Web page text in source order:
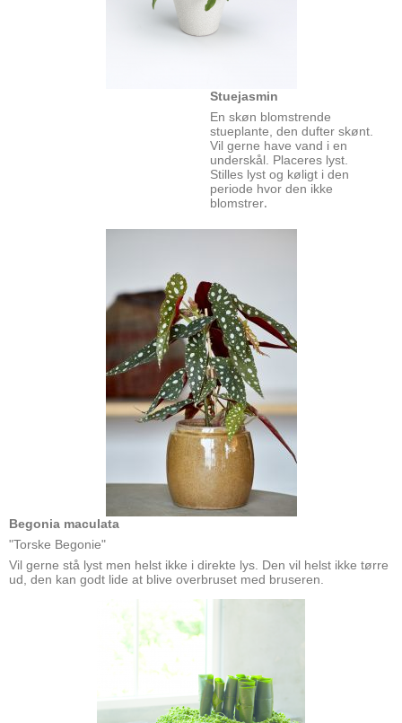
Stuejasmin
En skøn blomstrende
stueplante, den dufter skønt.
Vil gerne have vand i en
underskål. Placeres lyst.
Stilles lyst og køligt i den
periode hvor den ikke
blomstrer.
Begonia maculata
"Torske Begonie"
Vil gerne stå lyst men helst ikke i direkte lys. Den vil helst ikke tørre
ud, den kan godt lide at blive overbruset med bruseren.